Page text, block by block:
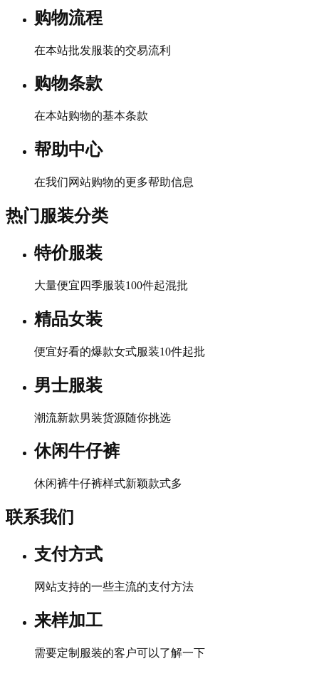
购物流程
在本站批发服装的交易流利
购物条款
在本站购物的基本条款
帮助中心
在我们网站购物的更多帮助信息
热门服装分类
特价服装
大量便宜四季服装100件起混批
精品女装
便宜好看的爆款女式服装10件起批
男士服装
潮流新款男装货源随你挑选
休闲牛仔裤
休闲裤牛仔裤样式新颖款式多
联系我们
支付方式
网站支持的一些主流的支付方法
来样加工
需要定制服装的客户可以了解一下